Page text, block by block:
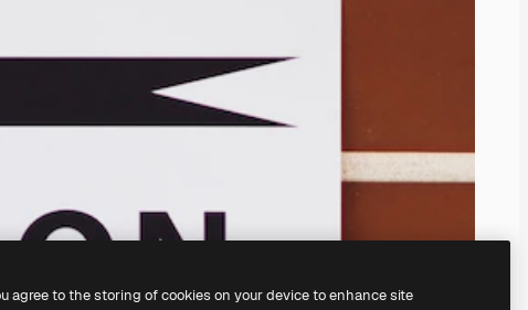
agree to the storing of cookies on your device to enhance site